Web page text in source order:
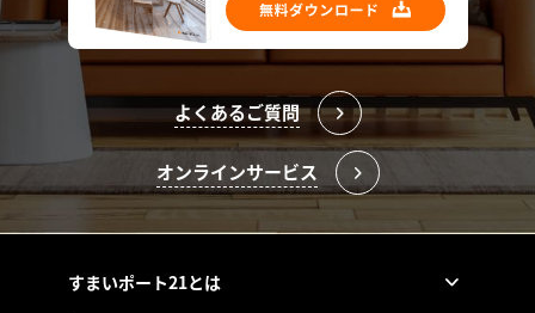
よくあるご質問
オンラインサービス
すまいポート21とは